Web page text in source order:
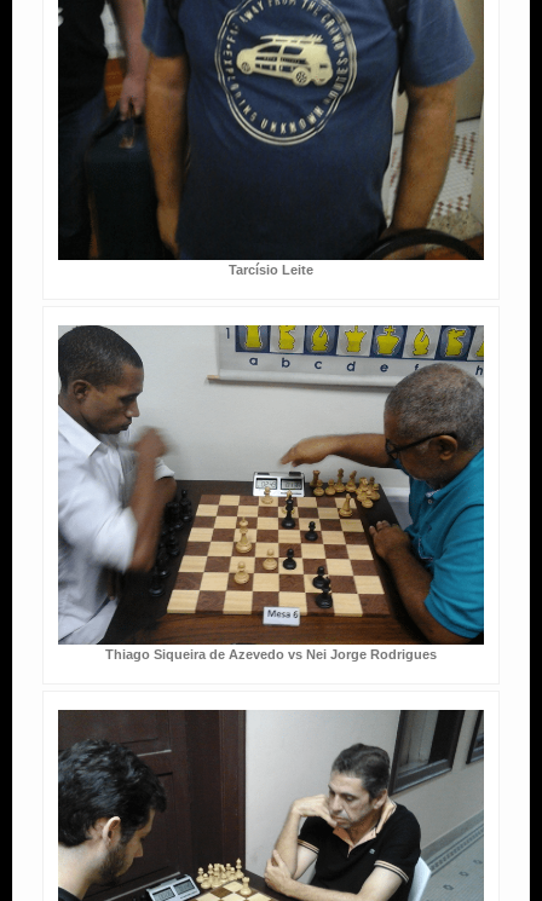
Tarcísio Leite
Thiago Siqueira de Azevedo vs Nei Jorge Rodrigues